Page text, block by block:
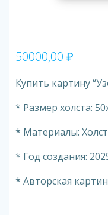
50000,00 ₽
Купить картину
* Размер холста:
* Материалы:
* Год создания:
* Авторская